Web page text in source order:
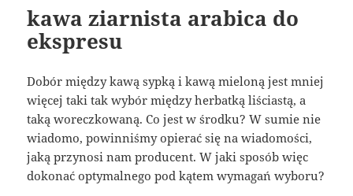
kawa ziarnista arabica do
ekspresu
Dobór między kawą sypką i kawą mieloną jest mniej
więcej taki tak wybór między herbatką liściastą, a
taką woreczkowaną. Co jest w środku? W sumie nie
wiadomo, powinniśmy opierać się na wiadomości,
jaką przynosi nam producent. W jaki sposób więc
dokonać optymalnego pod kątem wymagań wyboru?